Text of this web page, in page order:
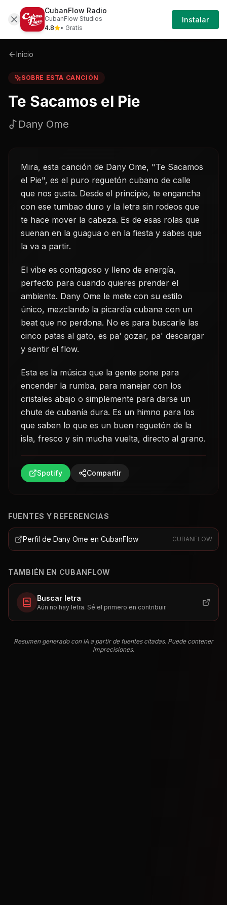
Sobre Te-sacamos-el-pie-dany-ome
Iniciar
Sesión
Inicio
SOBRE ESTA CANCIÓN
Te Sacamos el Pie
Dany Ome
Mira, esta canción de Dany Ome, "Te Sacamos
el Pie", es el puro reguetón cubano de calle
que nos gusta. Desde el principio, te engancha
con ese tumbao duro y la letra sin rodeos que
te hace mover la cabeza. Es de esas rolas que
suenan en la guagua o en la fiesta y sabes que
la va a partir.
El vibe es contagioso y lleno de energía,
perfecto para cuando quieres prender el
ambiente. Dany Ome le mete con su estilo
único, mezclando la picardía cubana con un
beat que no perdona. No es para buscarle las
cinco patas al gato, es pa' gozar, pa' descargar
y sentir el flow.
Esta es la música que la gente pone para
encender la rumba, para manejar con los
cristales abajo o simplemente para darse un
chute de cubanía dura. Es un himno para los
que saben lo que es un buen reguetón de la
isla, fresco y sin mucha vuelta, directo al grano.
Spotify Compartir
FUENTES Y REFERENCIAS
Perfil de Dany Ome en CubanFlow CUBANFLOW
TAMBIÉN EN CUBANFLOW
Buscar letra
Aún no hay letra. Sé el primero en contribuir.
Resumen generado con IA a partir de fuentes citadas. Puede contener
imprecisiones.
CubanFlow Radio
CubanFlow Studios
4.8
• Gratis
Instalar